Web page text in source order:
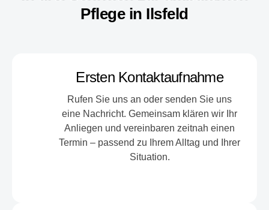
Pflege in Ilsfeld
Ersten Kontaktaufnahme
Rufen Sie uns an oder senden Sie uns
eine Nachricht. Gemeinsam klären wir Ihr
Anliegen und vereinbaren zeitnah einen
Termin – passend zu Ihrem Alltag und Ihrer
Situation.